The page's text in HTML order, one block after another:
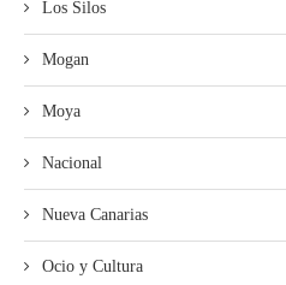
Los Silos
Mogan
Moya
Nacional
Nueva Canarias
Ocio y Cultura